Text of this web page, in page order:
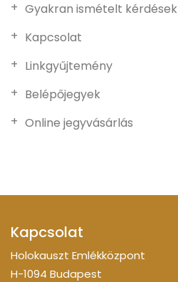
Gyakran ismételt kérdések
Kapcsolat
Linkgyűjtemény
Belépőjegyek
Online jegyvásárlás
Kapcsolat
Holokauszt Emlékközpont
H-1094 Budapest